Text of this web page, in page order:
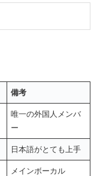
備考
唯一の外国人メンバ
ー
日本語がとても上手
メインボーカル